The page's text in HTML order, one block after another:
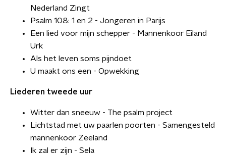
Nederland Zingt
Psalm 108: 1 en 2 - Jongeren in Parijs
Een lied voor mijn schepper - Mannenkoor Eiland
Urk
Als het leven soms pijndoet
U maakt ons een - Opwekking
Liederen tweede uur
Witter dan sneeuw - The psalm project
Lichtstad met uw paarlen poorten - Samengesteld
mannenkoor Zeeland
Ik zal er zijn - Sela